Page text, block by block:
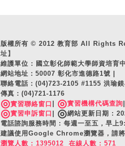
版權所有 © 2012 教育部 All Rights
址】
維護單位 : 國立彰化師範大學師資培育
網站地址：50007 彰化市進德路1號 |
聯絡電話：(04)723-2105 #1155 洪瑜
傳真：(04)721-1176
◎實習聯絡窗口 ◎實習機構代碼查詢
◎實習申訴窗口 ◎網站更新日期 :
電話諮詢服務時間 : 每週一至五，早上
建議使用Google Chrome瀏覽器，請
瀏覽人數 : 1395012 在線人數 : 571